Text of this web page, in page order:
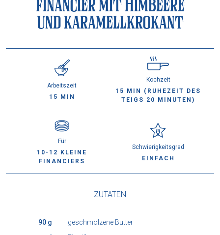
FINANCIER MIT HIMBEERE
UND KARAMELLKROKANT
Arbeitszeit
15 MIN
Kochzeit
15 MIN (RUHEZEIT DES
TEIGS 20 MINUTEN)
Für
10-12 KLEINE
FINANCIERS
Schwierigkeitsgrad
EINFACH
ZUTATEN
90 g
geschmolzene Butter